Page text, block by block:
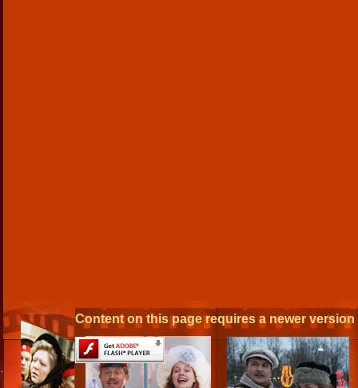
Content on this page requires a newer